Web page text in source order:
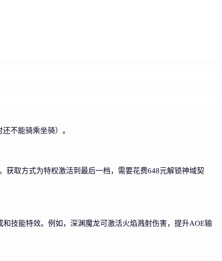
不能骑乘坐骑）。
获取方式为特权激活到最后一档，需要花费648元解锁神域契
技能特效。例如，深渊魔龙可激活火焰溅射伤害，提升AOE输